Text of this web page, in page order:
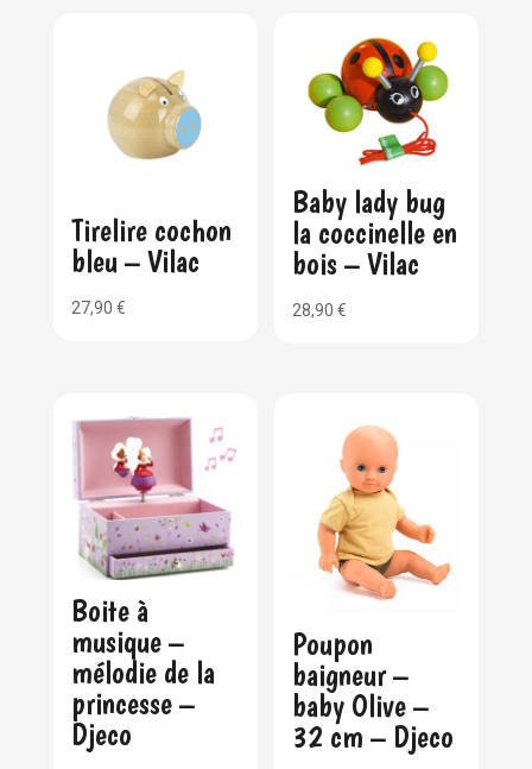
Tirelire cochon
bleu – Vilac
27,90 €
Baby lady bug
la coccinelle en
bois – Vilac
28,90€
Boite à
musique –
mélodie de la
princesse –
Djeco
Poupon
baigneur –
baby Olive –
32 cm – Djeco